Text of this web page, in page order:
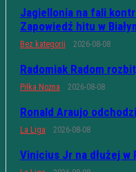
Jagiellonia na fali
Zapowiedź hitu w
Bez kategorii 2026-08-08
Radomiak Radom
Piłka Nożna 2026-08-08
Ronald Araujo
La Liga 2026-08-08
Vinicius Jr na dłużej w